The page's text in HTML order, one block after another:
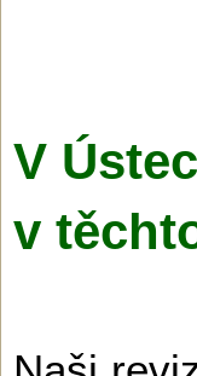
V
v